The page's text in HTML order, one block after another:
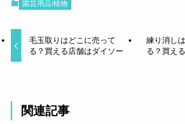
園芸用品/植物
毛玉取りはどこに売って
る？買える店舗はダイソー
練り消し
る？買え
関連記事